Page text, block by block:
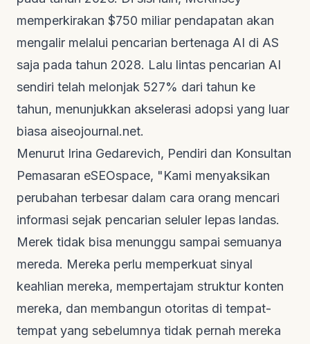
memperkirakan $750 miliar pendapatan akan
mengalir melalui pencarian bertenaga AI di AS
saja pada tahun 2028. Lalu lintas pencarian AI
sendiri telah melonjak 527% dari tahun ke
tahun, menunjukkan akselerasi adopsi yang luar
biasa aiseojournal.net.
Menurut Irina Gedarevich, Pendiri dan Konsultan
Pemasaran eSEOspace, "Kami menyaksikan
perubahan terbesar dalam cara orang mencari
informasi sejak pencarian seluler lepas landas.
Merek tidak bisa menunggu sampai semuanya
mereda. Mereka perlu memperkuat sinyal
keahlian mereka, mempertajam struktur konten
mereka, dan membangun otoritas di tempat-
tempat yang sebelumnya tidak pernah mereka